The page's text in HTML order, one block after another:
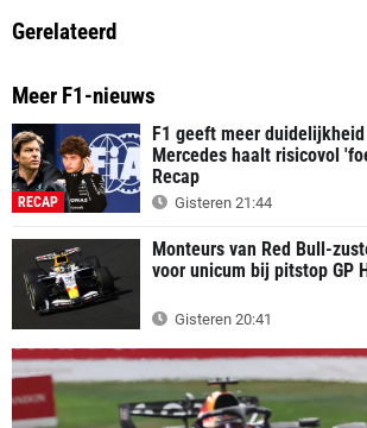
Gerelateerd
Meer F1-nieuws
RECAP
F1 geeft meer
Mercedes haalt risicovol
Recap
Gisteren 21:44
Monteurs van Red Bull-
voor unicum bij pitstop GP
Gisteren 20:41